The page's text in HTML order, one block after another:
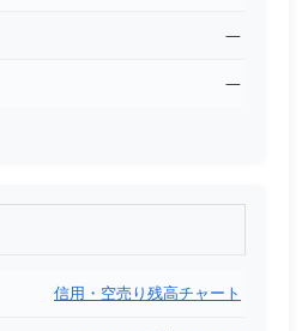
―
―
信用・空売り残高チャート